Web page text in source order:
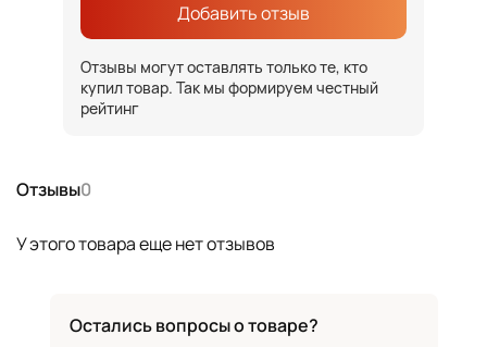
Отзывы0
У этого товара еще нет отзывов
Добавить отзыв
Отзывы могут оставлять только те, кто
купил товар. Так мы формируем честный
рейтинг
Остались вопросы о товаре?